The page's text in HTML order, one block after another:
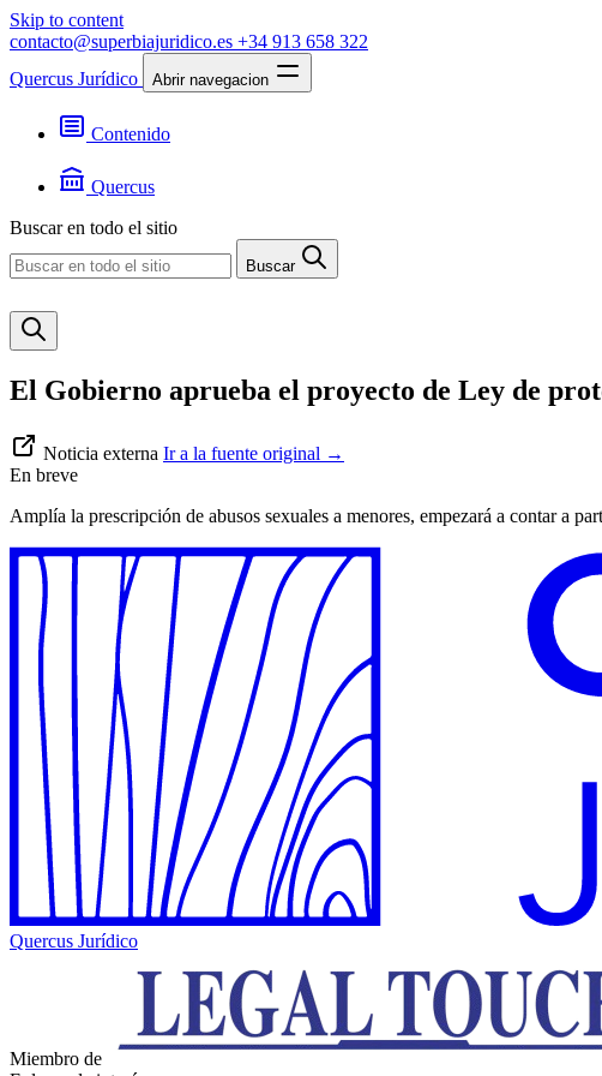
Skip to content
contacto@superbiajuridico.es +34 913 658 322
Quercus Jurídico
Abrir navegacion
Contenido
Noticias
Quercus
Contacto
Buscar en todo el sitio
Buscar
El Gobierno aprueba el proyecto de Ley de
Noticia externa Ir a la fuente original →
En breve
Amplía la prescripción de abusos sexuales a menores, empezará a contar a
Quercus Jurídico
Miembro de